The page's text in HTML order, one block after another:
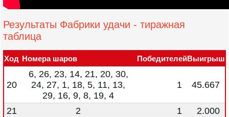
Результаты Фабрики удачи - тиражная
таблица
Ход Номера шаров ПобедителейВыигрыш
20
6, 26, 23, 14, 21, 20, 30,
24, 27, 1, 18, 5, 11, 13,
29, 16, 9, 8, 19, 4
1 45.667
21 2 1
2.000